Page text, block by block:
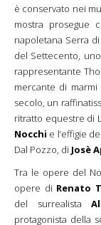
è conservato nei
mostra prosegue
napoletana Serra
del Settecento,
rappresentante
mercante di
secolo, un
ritratto equestre di
Nocchi e l’effigie
Dal Pozzo, di Josè
Tra le opere del
opere di Renato
del surrealista
protagonista della